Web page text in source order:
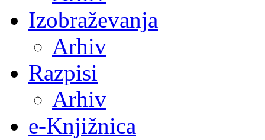
Izobraževanja
Arhiv
Razpisi
Arhiv
e-Knjižnica